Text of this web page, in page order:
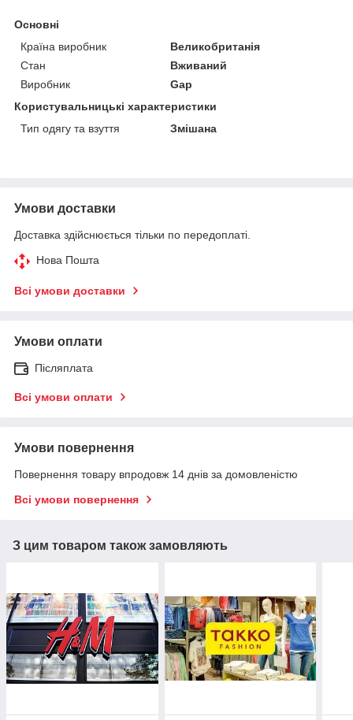
Основні
Країна виробник
Великобританія
Стан
Вживаний
Виробник
Gap
Користувальницькі характеристики
Тип одягу та взуття
Змішана
Умови доставки
Доставка здійснюється тільки по передоплаті.
Нова Пошта
Всі умови доставки
Умови оплати
Післяплата
Всі умови оплати
Умови повернення
Повернення товару впродовж 14 днів за домовленістю
Всі умови повернення
З цим товаром також замовляють